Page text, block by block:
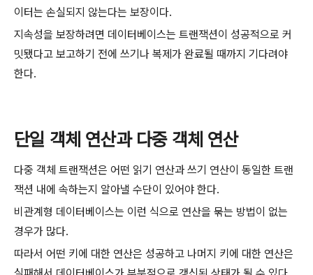
이터는 손실되지 않는다는 보장이다.
지속성을 보장하려면 데이터베이스는 트랜잭션이 성공적으로 커
밋됐다고 보고하기 전에 쓰기나 복제가 완료될 때까지 기다려야
한다.
단일 객체 연산과 다중 객체 연산
다중 객체 트랜잭션은 어떤 읽기 연산과 쓰기 연산이 동일한 트랜
잭션 내에 속하는지 알아낼 수단이 있어야 한다.
비관계형 데이터베이스는 이런 식으로 연산을 묶는 방법이 없는
경우가 많다.
따라서 어떤 키에 대한 연산은 성공하고 나머지 키에 대한 연산은